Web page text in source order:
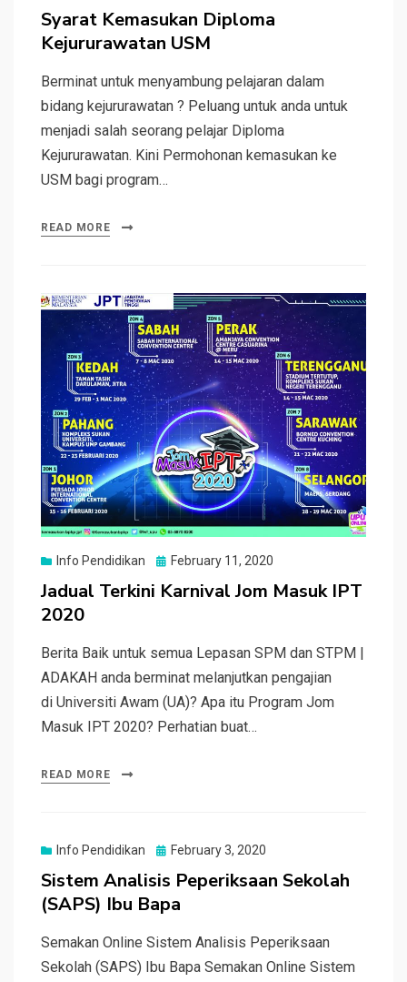
Syarat Kemasukan Diploma
Kejururawatan USM
Berminat untuk menyambung pelajaran dalam
bidang kejururawatan ? Peluang untuk anda untuk
menjadi salah seorang pelajar Diploma
Kejururawatan. Kini Permohonan kemasukan ke
USM bagi program…
READ MORE
Info Pendidikan
Posted
February 11, 2020
Jadual Terkini Karnival Jom Masuk IPT
2020
Berita Baik untuk semua Lepasan SPM dan STPM |
ADAKAH anda berminat melanjutkan pengajian
di Universiti Awam (UA)? Apa itu Program Jom
Masuk IPT 2020? Perhatian buat…
READ MORE
Info Pendidikan
Posted
February 3, 2020
Sistem Analisis Peperiksaan Sekolah
(SAPS) Ibu Bapa
Semakan Online Sistem Analisis Peperiksaan
Sekolah (SAPS) Ibu Bapa Semakan Online Sistem